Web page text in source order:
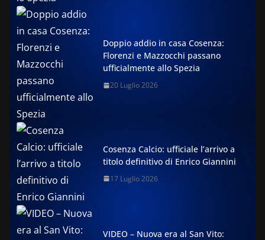
Doppio addio in casa Cosenza:
Florenzi e Mazzocchi passano
ufficialmente allo Spezia
20 Luglio 2026
Cosenza Calcio: ufficiale l’arrivo a
titolo definitivo di Enrico Giannini
17 Luglio 2026
VIDEO – Nuova era al San Vito: